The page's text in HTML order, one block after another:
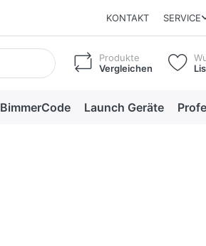
KONTAKT SERVICE
Produkte
Vergleichen
BimmerCode Launch Geräte